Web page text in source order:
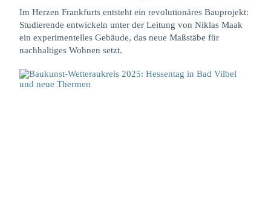
Im Herzen Frankfurts entsteht ein revolutionäres Bauprojekt:
Studierende entwickeln unter der Leitung von Niklas Maak
ein experimentelles Gebäude, das neue Maßstäbe für
nachhaltiges Wohnen setzt.